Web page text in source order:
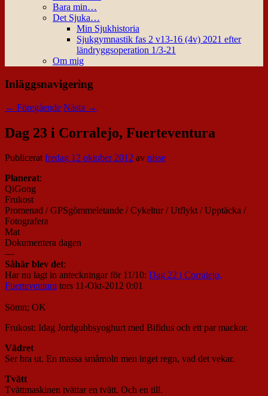
Bara min…
Det Sjuka…
Min Sjukhistoria
Sjukgymnastik fas 2 v13-16 (4v) 2021 efter
ländryggsoperation 1/3-21
Om mig
Inläggsnavigering
← Föregående Nästa →
Dag 23 i Corralejo, Fuerteventura
Publiceratfredag 12 oktober 2012 av nisse
Planerat:
QiGong
Frukost
Promenad / GPSgömmeletande / Cykeltur / Utflykt / Upptäcka /
Fotografera
Mat
Dokumentera dagen
—
Såhär blev det:
Har nu lagt in anteckningar för 11/10: Dag 22 i Corralejo,
Fuerteventura tors 11-Okt-2012 0:01
Sömn; OK
Frukost: Idag Jordgubbsyoghurt med Bifidus och ett par mackor.
Vädret
Ser bra ut. En massa småmoln men inget regn, vad det vekar.
Tvätt
Tvättmaskinen tvättar en tvätt. Och en till.